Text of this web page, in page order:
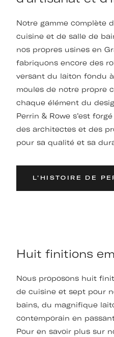
Notre gamme complète
cuisine et de salle de
nos propres usines en
fabriquons encore des
versant du laiton fondu
moules de notre propre
chaque élément du
Perrin & Rowe s’est
des architectes et des
pour sa qualité et sa
L’HISTOIRE DE
Huit finitions
Nous proposons huit
de cuisine et sept pour
bains, du magnifique
contemporain en
Pour en savoir plus sur